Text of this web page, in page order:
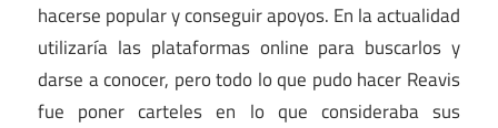
hacerse popular y conseguir apoyos. En la actualidad
utilizaría las plataformas online para buscarlos y
darse a conocer, pero todo lo que pudo hacer Reavis
fue poner carteles en lo que consideraba sus